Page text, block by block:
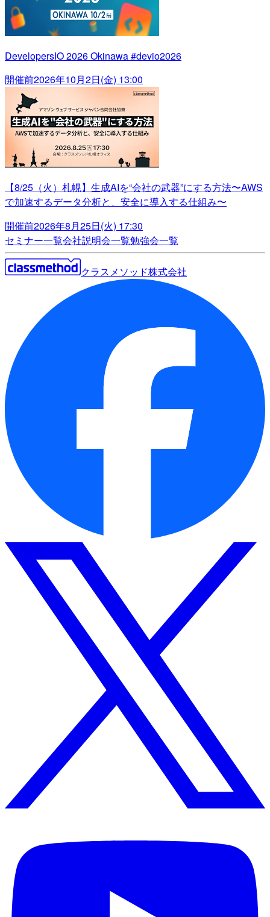
DevelopersIO 2026 Okinawa #devio2026
開催前2026年10月2日(金) 13:00
【8/25（火）札幌】生成AIを“会社の武器”にする方法〜AWS
で加速するデータ分析と、安全に導入する仕組み〜
開催前2026年8月25日(火) 17:30
セミナー一覧会社説明会一覧勉強会一覧
クラスメソッド株式会社